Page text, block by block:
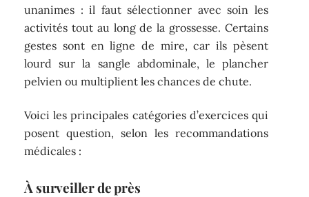
unanimes : il faut sélectionner avec soin les
activités tout au long de la grossesse. Certains
gestes sont en ligne de mire, car ils pèsent
lourd sur la sangle abdominale, le plancher
pelvien ou multiplient les chances de chute.
Voici les principales catégories d’exercices qui
posent question, selon les recommandations
médicales :
À surveiller de près